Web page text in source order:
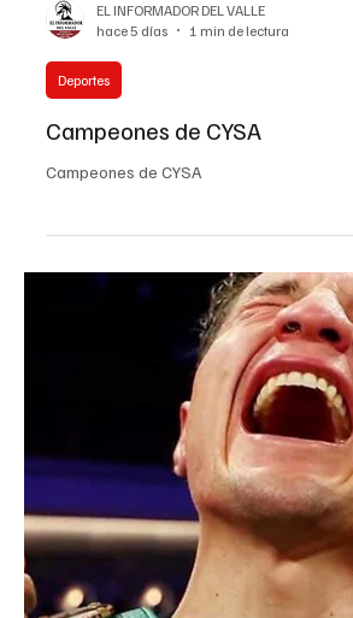
Deportes
Campeones de CYSA
Campeones de CYSA